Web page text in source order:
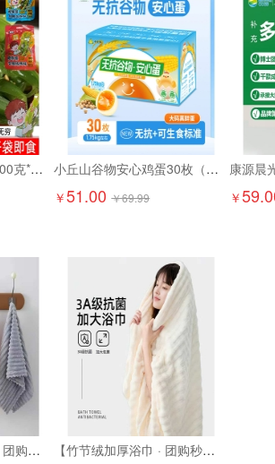
即食下饭裙带菜爽口100克*6袋9.9元精选大连海藻 日料店同款！
小丘山谷物安心鸡蛋30枚（京东配送上门）
￥51.00 ￥69.99 ￥
【珊瑚绒速干洗脸巾 · 团购特惠】10.9元抢6条！ 超柔软珊瑚绒，吸水强、速干不闷味，洗脸/卸妆/擦手都超舒服
【竹节绒加厚浴巾 · 团购秒杀】17.9元抢2条！ 成人加大加厚，吸水快、超柔软！